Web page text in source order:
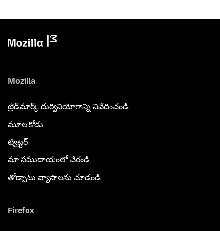
Mozilla
ట్రేడ్‌మార్క్ దుర్వినియోగాన్ని నివేదించండి
మూల కోడు
ట్విట్టర్
మా సముదాయంలో చేరండి
తోడ్పాటు వ్యాసాలను చూడండి
Firefox